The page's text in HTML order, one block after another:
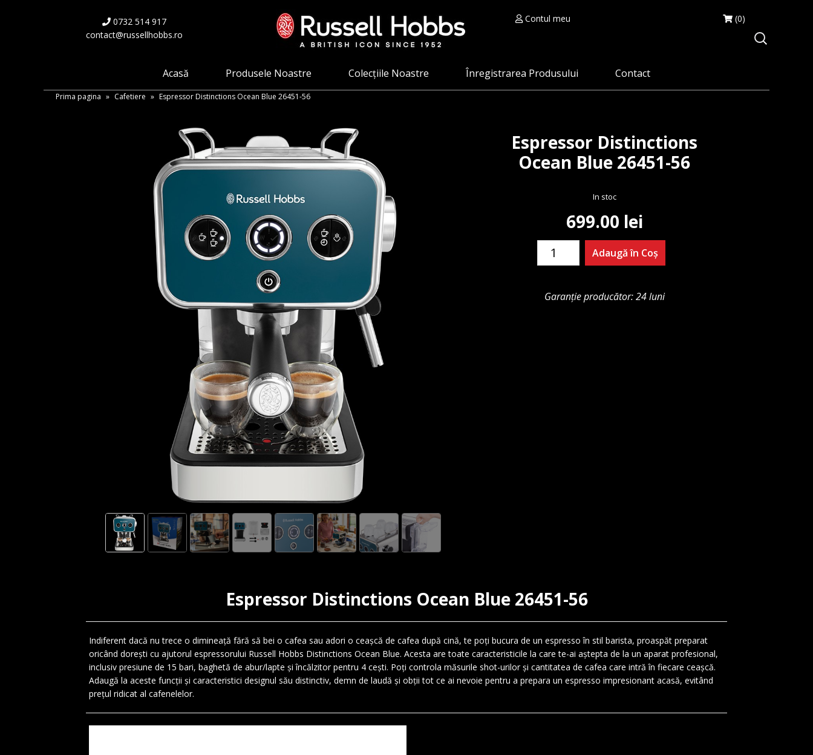
0732 514 917
contact@russellhobbs.ro
Contul meu (0)
Acasă Produsele Noastre Colecțiile Noastre Înregistrarea Produsului Contact
Prima pagina » Cafetiere » Espressor Distinctions Ocean Blue 26451-56
Espressor Distinctions
Ocean Blue 26451-56
In stoc
699.00 lei
Cantitate
Espressor
Blue
Adaugă în Coș
Garanție producător: 24 luni
Espressor Distinctions Ocean Blue 26451-56
Indiferent dacă nu trece o dimineață fără să bei o cafea sau adori o ceașcă de cafea după cină, te poți bucura de un espresso în stil barista, proaspăt preparat
oricând dorești cu ajutorul espressorului Russell Hobbs Distinctions Ocean Blue. Acesta are toate caracteristicile la care te-ai aștepta de la un aparat profesional,
inclusiv presiune de 15 bari, baghetă de abur/lapte și încălzitor pentru 4 cești. Poți controla măsurile shot-urilor și cantitatea de cafea care intră în fiecare ceașcă.
Adaugă la aceste funcții și caracteristici designul său distinctiv, demn de laudă și obții tot ce ai nevoie pentru a prepara un espresso impresionant acasă, evitând
prețul ridicat al cafenelelor.